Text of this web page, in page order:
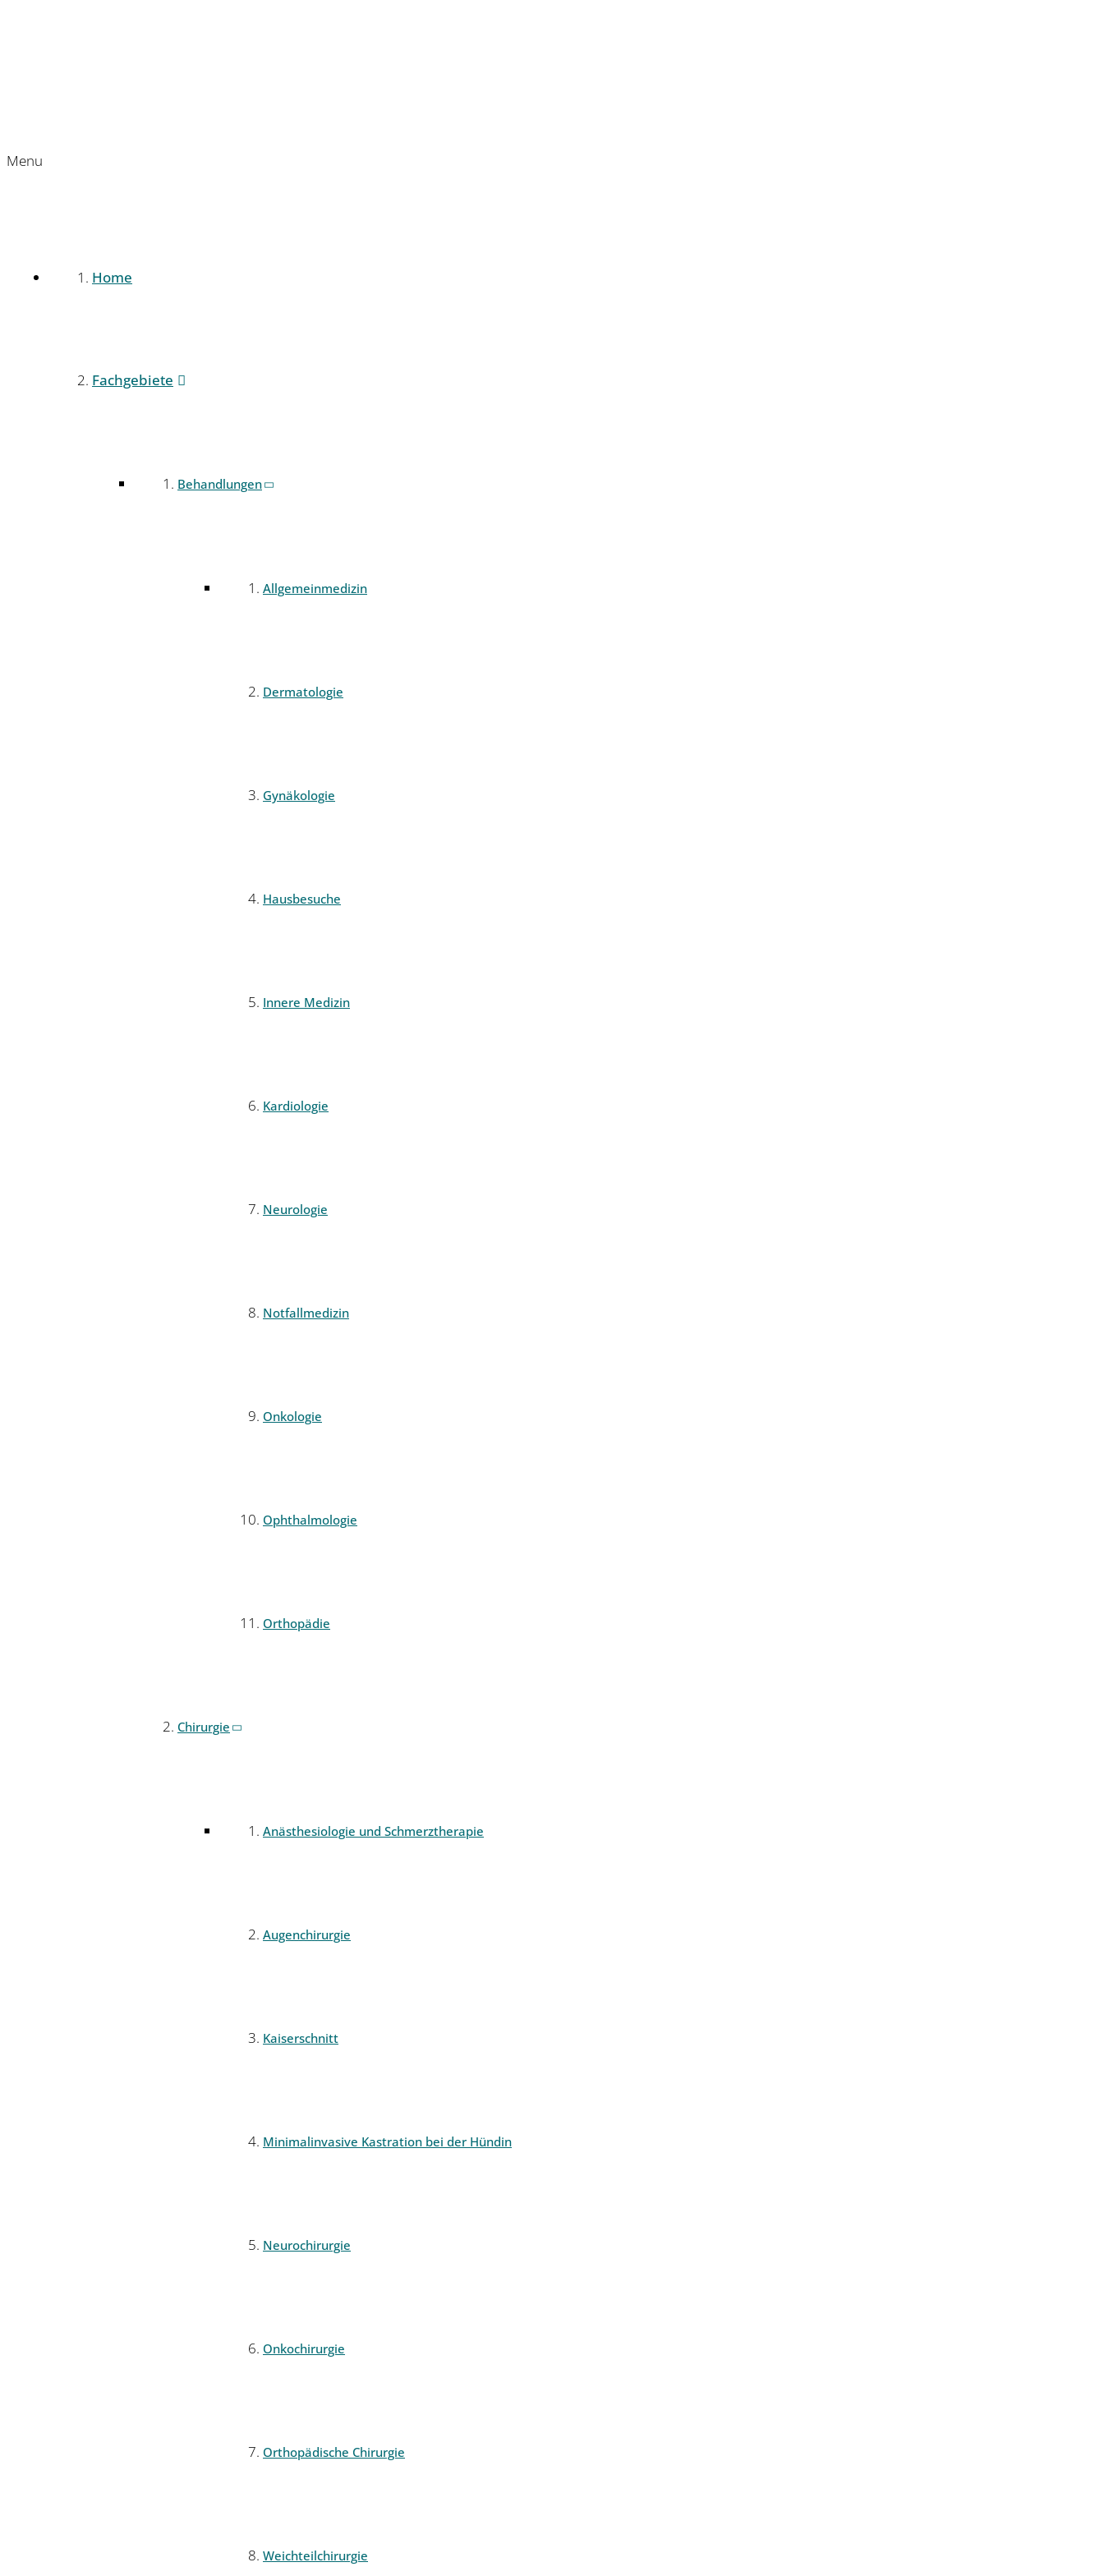
Menu
Home
Fachgebiete
Behandlungen
Allgemeinmedizin
Dermatologie
Gynäkologie
Hausbesuche
Innere Medizin
Kardiologie
Neurologie
Notfallmedizin
Onkologie
Ophthalmologie
Orthopädie
Chirurgie
Anästhesiologie und Schmerztherapie
Augenchirurgie
Kaiserschnitt
Minimalinvasive Kastration bei der Hündin
Neurochirurgie
Onkochirurgie
Orthopädische Chirurgie
Weichteilchirurgie